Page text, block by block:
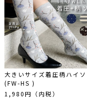
大きいサイズ着圧柄ハイソ
(FW-HS )
1,980円（内税）